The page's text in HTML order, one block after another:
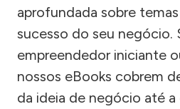
aprofundada sobre
sucesso do seu negócio.
empreendedor iniciante
nossos eBooks cobrem
da ideia de negócio até a